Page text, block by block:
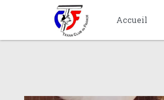
Accueil